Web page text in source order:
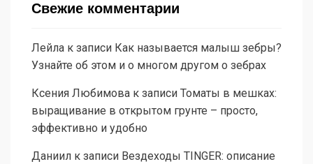
Свежие комментарии
Лейла к записи Как называется малыш зебры?
Узнайте об этом и о многом другом о зебрах
Ксения Любимова к записи Томаты в мешках:
выращивание в открытом грунте – просто,
эффективно и удобно
Даниил к записи Вездеходы TINGER: описание